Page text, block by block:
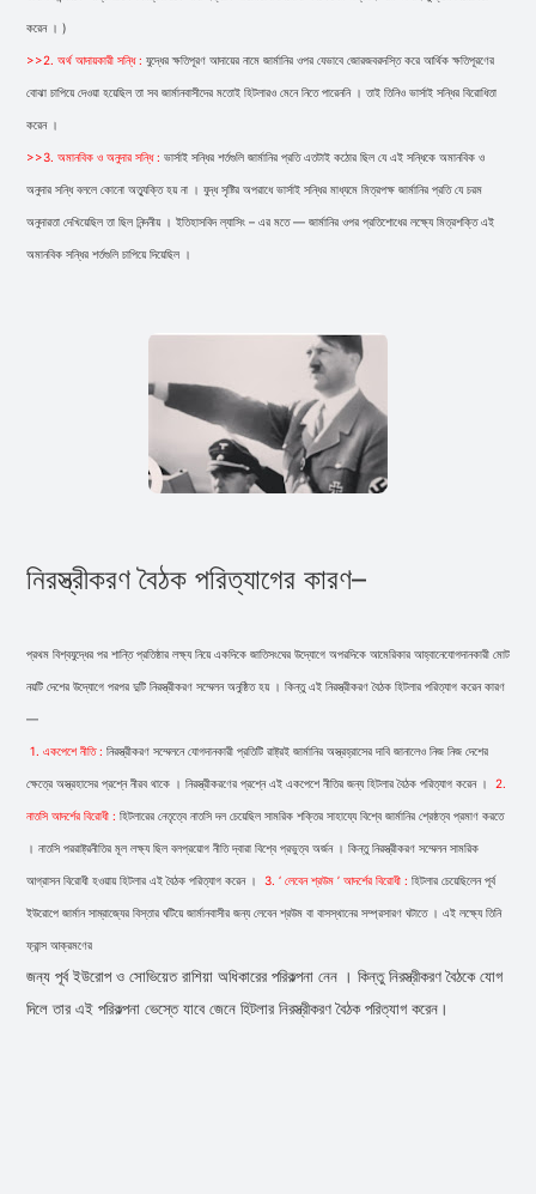
করেন । )
>>2. অর্থ আদায়কারী সন্ধি : যুদ্ধের ক্ষতিপূরণ আদায়ের নামে জার্মানির ওপর যেভাবে জোরজবরদস্তি করে আর্থিক ক্ষতিপূরণের
বােঝা চাপিয়ে দেওয়া হয়েছিল তা সব জার্মানবাসীদের মতােই হিটলারও মেনে নিতে পারেননি । তাই তিনিও ভার্সাই সন্ধির বিরােধিতা
করেন ।
>>3. অমানবিক ও অনুদার সন্ধি : ভার্সাই সন্ধির শর্তগুলি জার্মানির প্রতি এতটাই কঠোর ছিল যে এই সন্ধিকে অমানবিক ও
অনুদার সন্ধি বললে কোনাে অত্যুক্তি হয় না । যুদ্ধ সৃষ্টির অপরাধে ভার্সাই সন্ধির মাধ্যমে মিত্রপক্ষ জার্মানির প্রতি যে চরম
অনুদারতা দেখিয়েছিল তা ছিল নিন্দনীয় । ইতিহাসবিদ ল্যাসিং – এর মতে — জার্মানির ওপর প্রতিশােধের লক্ষ্যে মিত্রশক্তি এই
অমানবিক সন্ধির শর্তগুলি চাপিয়ে দিয়েছিল ।
নিরস্ত্রীকরণ বৈঠক পরিত্যাগের কারণ–
প্রথম বিশ্বযুদ্ধের পর শান্তি প্রতিষ্ঠার লক্ষ্য নিয়ে একদিকে জাতিসংঘের উদ্যোগে অপরদিকে আমেরিকার আহ্বানেযােগদানকারী মােট
নয়টি দেশের উদ্যোগে পরপর দুটি নিরস্ত্রীকরণ সম্মেলন অনুষ্ঠিত হয় । কিন্তু এই নিরস্ত্রীকরণ বৈঠক হিটলার পরিত্যাগ করেন কারণ
—
1. একপেশে নীতি : নিরস্ত্রীকরণ সম্মেলনে যােগদানকারী প্রতিটি রাষ্ট্রই জার্মানির অস্ত্রহ্রাসের দাবি জানালেও নিজ নিজ দেশের
ক্ষেত্রে অস্ত্রহাসের প্রশ্নে নীরব থাকে । নিরস্ত্রীকরণের প্রশ্নে এই একপেশে নীতির জন্য হিটলার বৈঠক পরিত্যাগ করেন । 2.
নাতসি আদর্শের বিরােধী : হিটলারের নেতৃত্বে নাতসি দল চেয়েছিল সামরিক শক্তির সাহায্যে বিশ্বে জার্মানির শ্রেষ্ঠত্ব প্রমাণ করতে
। নাতসি পররাষ্ট্রনীতির মূল লক্ষ্য ছিল বলপ্রয়ােগ নীতি দ্বারা বিশ্বে প্রভুত্ব অর্জন । কিন্তু নিরস্ত্রীকরণ সম্মেলন সামরিক
আগ্রাসন বিরােধী হওয়ায় হিটলার এই বৈঠক পরিত্যাগ করেন । 3. ‘ লেবেন শ্রউম ’ আদর্শের বিরােধী : হিটলার চেয়েছিলেন পূর্ব
ইউরােপে জার্মান সাম্রাজ্যের বিস্তার ঘটিয়ে জার্মানবাসীর জন্য লেবেন শ্রউম বা বাসস্থানের সম্প্রসারণ ঘটাতে । এই লক্ষ্যে তিনি
ফ্রান্স আক্রমণের
জন্য পূর্ব ইউরােপ ও সােভিয়েত রাশিয়া অধিকারের পরিকল্পনা নেন । কিন্তু নিরস্ত্রীকরণ বৈঠকে যােগ
দিলে তার এই পরিকল্পনা ভেস্তে যাবে জেনে হিটলার নিরস্ত্রীকরণ বৈঠক পরিত্যাগ করেন।